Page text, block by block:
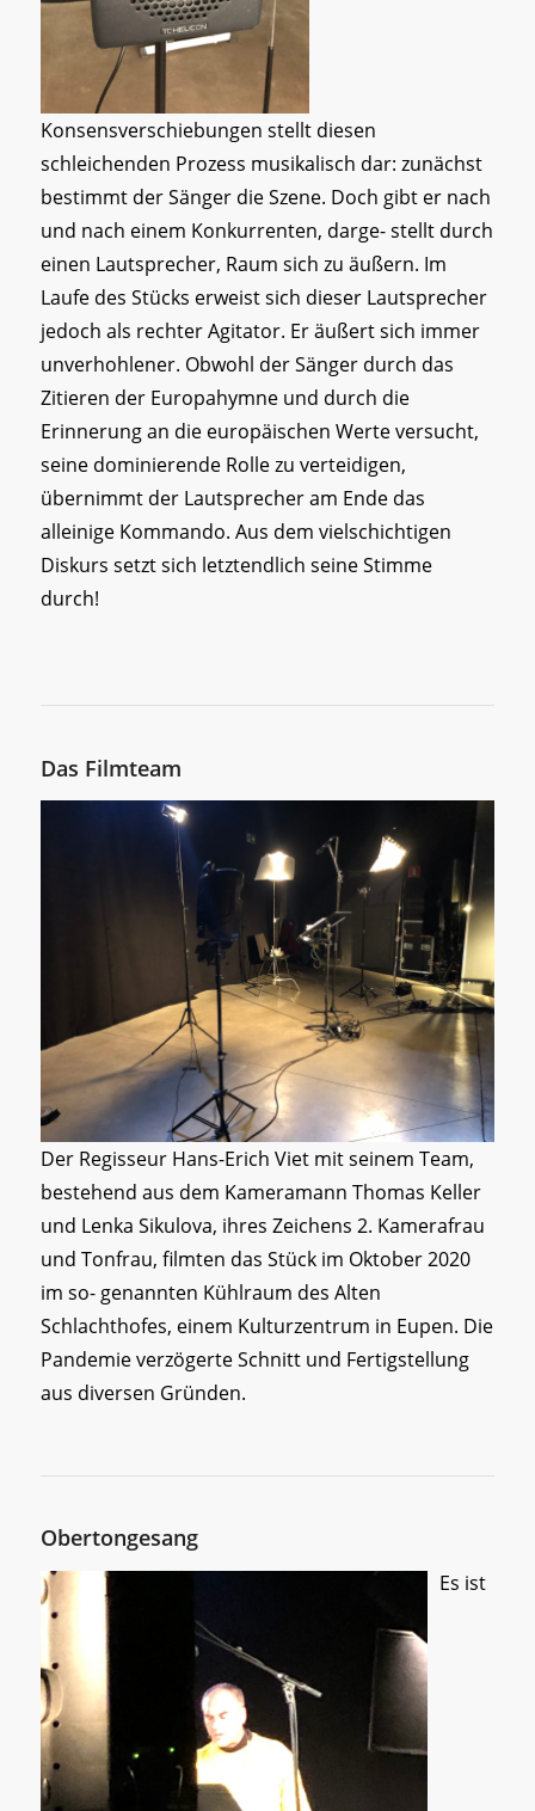
Konsensverschiebungen stellt diesen
schleichenden Prozess musikalisch dar: zunächst
bestimmt der Sänger die Szene. Doch gibt er nach
und nach einem Konkurrenten, darge- stellt durch
einen Lautsprecher, Raum sich zu äußern. Im
Laufe des Stücks erweist sich dieser Lautsprecher
jedoch als rechter Agitator. Er äußert sich immer
unverhohlener. Obwohl der Sänger durch das
Zitieren der Europahymne und durch die
Erinnerung an die europäischen Werte versucht,
seine dominierende Rolle zu verteidigen,
übernimmt der Lautsprecher am Ende das
alleinige Kommando. Aus dem vielschichtigen
Diskurs setzt sich letztendlich seine Stimme
durch!
Das Filmteam
Der Regisseur Hans-Erich Viet mit seinem Team,
bestehend aus dem Kameramann Thomas Keller
und Lenka Sikulova, ihres Zeichens 2. Kamerafrau
und Tonfrau, filmten das Stück im Oktober 2020
im so- genannten Kühlraum des Alten
Schlachthofes, einem Kulturzentrum in Eupen. Die
Pandemie verzögerte Schnitt und Fertigstellung
aus diversen Gründen.
Obertongesang
Es ist